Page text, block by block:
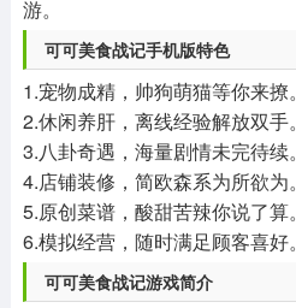
游。
可可美食战记手机版特色
1.宠物成精，帅狗萌猫等你来撩。
2.休闲养肝，离线经验解放双手。
3.八卦奇遇，海量剧情未完待续。
4.店铺装修，简欧森系为所欲为。
5.原创菜谱，酸甜苦辣你说了算。
6.模拟经营，随时满足顾客喜好。
可可美食战记游戏简介